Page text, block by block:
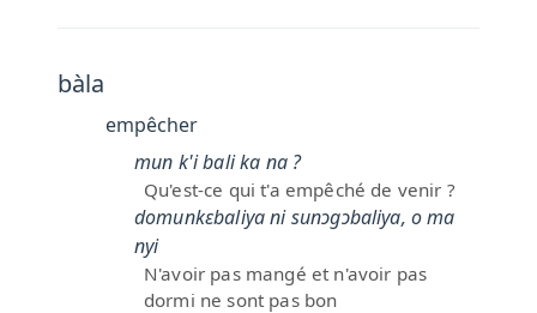
bàla
empêcher
mun k'i bali ka na ?
Qu'est-ce qui t'a empêché de venir ?
domunkɛbaliya ni sunɔgɔbaliya, o ma
nyi
N'avoir pas mangé et n'avoir pas
dormi ne sont pas bon